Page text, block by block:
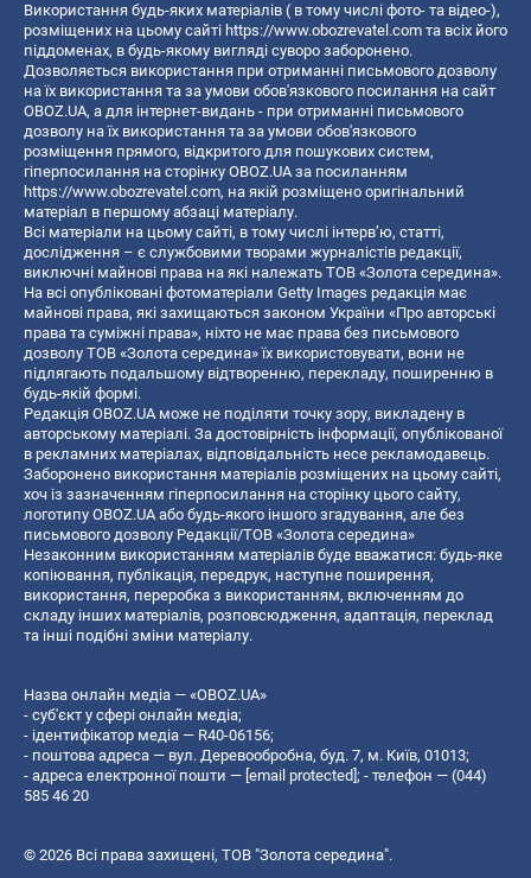
Використання будь-яких матеріалів ( в тому числі фото- та відео-),
розміщених на цьому сайті https://www.obozrevatel.com та всіх його
піддоменах, в будь-якому вигляді суворо заборонено.
Дозволяється використання при отриманні письмового дозволу
на їх використання та за умови обов'язкового посилання на сайт
OBOZ.UA, а для інтернет-видань - при отриманні письмового
дозволу на їх використання та за умови обов'язкового
розміщення прямого, відкритого для пошукових систем,
гіперпосилання на сторінку OBOZ.UA за посиланням
https://www.obozrevatel.com, на якій розміщено оригінальний
матеріал в першому абзаці матеріалу.
Всі матеріали на цьому сайті, в тому числі інтерв’ю, статті,
дослідження – є службовими творами журналістів редакції,
виключні майнові права на які належать ТОВ «Золота середина».
На всі опубліковані фотоматеріали Getty Images редакція має
майнові права, які захищаються законом України «Про авторські
права та суміжні права», ніхто не має права без письмового
дозволу ТОВ «Золота середина» їх використовувати, вони не
підлягають подальшому відтворенню, перекладу, поширенню в
будь-якій формі.
Редакція OBOZ.UA може не поділяти точку зору, викладену в
авторському матеріалі. За достовірність інформації, опублікованої
в рекламних матеріалах, відповідальність несе рекламодавець.
Заборонено використання матеріалів розміщених на цьому сайті,
хоч із зазначенням гіперпосилання на сторінку цього сайту,
логотипу OBOZ.UA або будь-якого іншого згадування, але без
письмового дозволу Редакції/ТОВ «Золота середина»
Незаконним використанням матеріалів буде вважатися: будь-яке
копiювання, публiкацiя, передрук, наступне поширення,
використання, переробка з використанням, включенням до
складу інших матеріалів, розповсюдження, адаптація, переклад
та інші подібні зміни матеріалу.
Назва онлайн медіа — «OBOZ.UA»
- суб'єкт у сфері онлайн медіа;
- ідентифікатор медіа — R40-06156;
- поштова адреса — вул. Деревообробна, буд. 7, м. Київ, 01013;
- адреса електронної пошти — [email protected] ; - телефон — (044)
585 46 20
© 2026 Всі права захищені, ТОВ "Золота середина".